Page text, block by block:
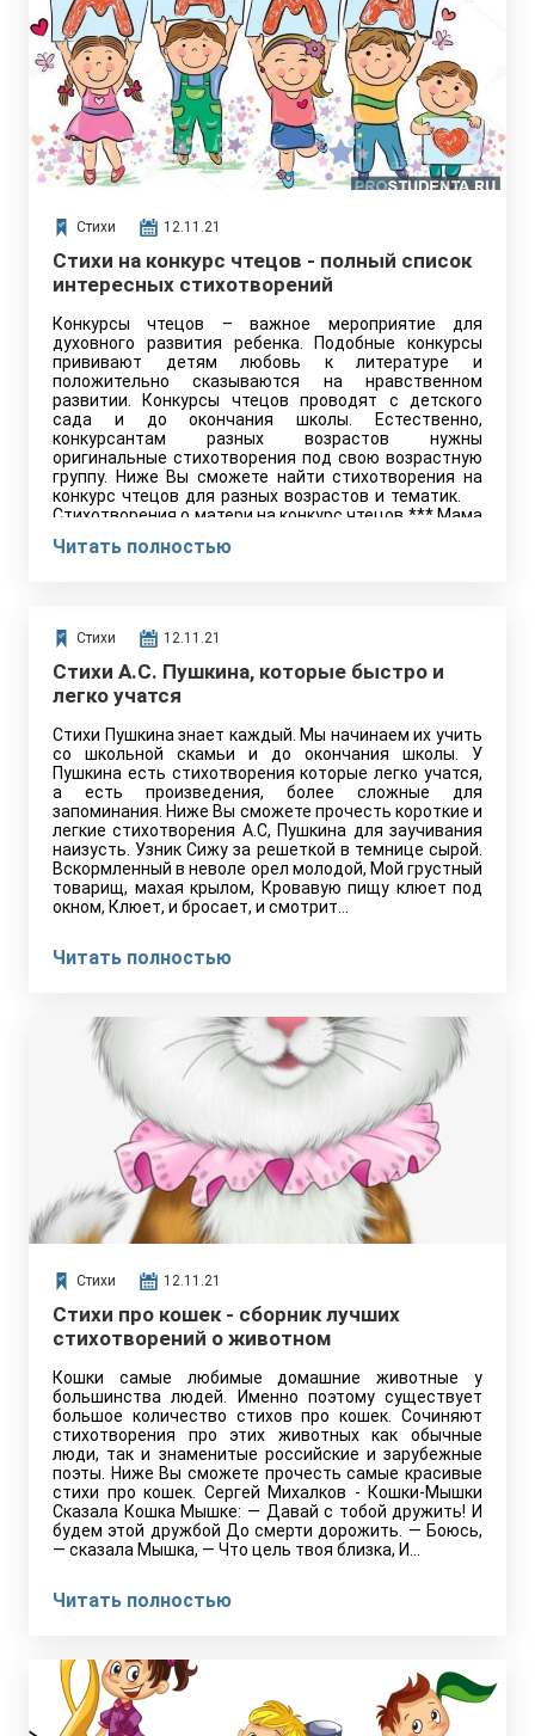
Стихи 12.11.21
Стихи на конкурс чтецов - полный список
интересных стихотворений
Конкурсы чтецов – важное мероприятие для
духовного развития ребенка. Подобные конкурсы
прививают детям любовь к литературе и
положительно сказываются на нравственном
развитии. Конкурсы чтецов проводят с детского
сада и до окончания школы. Естественно,
конкурсантам разных возрастов нужны
оригинальные стихотворения под свою возрастную
группу. Ниже Вы сможете найти стихотворения на
конкурс чтецов для разных возрастов и тематик.
Стихотворения о матери на конкурс чтецов *** Мама
Читать полностью
Стихи 12.11.21
Стихи А.С. Пушкина, которые быстро и
легко учатся
Стихи Пушкина знает каждый. Мы начинаем их учить
со школьной скамьи и до окончания школы. У
Пушкина есть стихотворения которые легко учатся,
а есть произведения, более сложные для
запоминания. Ниже Вы сможете прочесть короткие и
легкие стихотворения А.С, Пушкина для заучивания
наизусть. Узник Сижу за решеткой в темнице сырой.
Вскормленный в неволе орел молодой, Мой грустный
товарищ, махая крылом, Кровавую пищу клюет под
окном, Клюет, и бросает, и смотрит…
Читать полностью
Стихи 12.11.21
Стихи про кошек - сборник лучших
стихотворений о животном
Кошки самые любимые домашние животные у
большинства людей. Именно поэтому существует
большое количество стихов про кошек. Сочиняют
стихотворения про этих животных как обычные
люди, так и знаменитые российские и зарубежные
поэты. Ниже Вы сможете прочесть самые красивые
стихи про кошек. Сергей Михалков - Кошки-Мышки
Сказала Кошка Мышке: — Давай с тобой дружить! И
будем этой дружбой До смерти дорожить. — Боюсь,
— сказала Мышка, — Что цель твоя близка, И…
Читать полностью